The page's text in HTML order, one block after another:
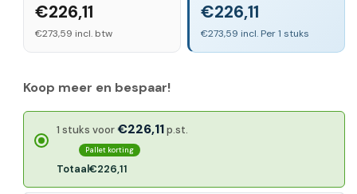
€226,11
€273,59 incl. btw
€226,11
€273,59 incl. Per 1 stuks
Koop meer en bespaar!
1 stuks voor€226,11p.st.
Pallet korting
Totaal€226,11